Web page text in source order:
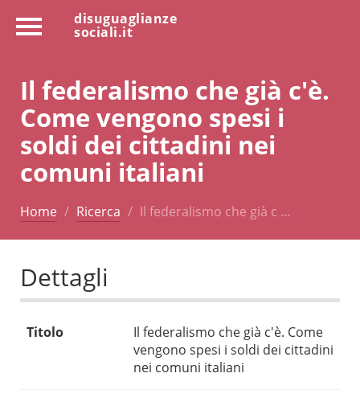
disuguaglianze
sociali.it
Il federalismo che già c'è.
Come vengono spesi i
soldi dei cittadini nei
comuni italiani
Home Ricerca Il federalismo che già c …
Dettagli
Titolo
Il federalismo che già c'è. Come
vengono spesi i soldi dei cittadini
nei comuni italiani